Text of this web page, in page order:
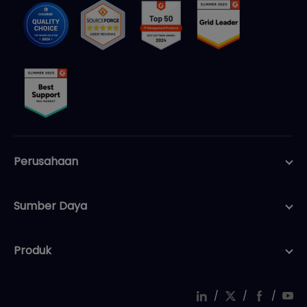
Perusahaan
Sumber Daya
Produk
/ / /